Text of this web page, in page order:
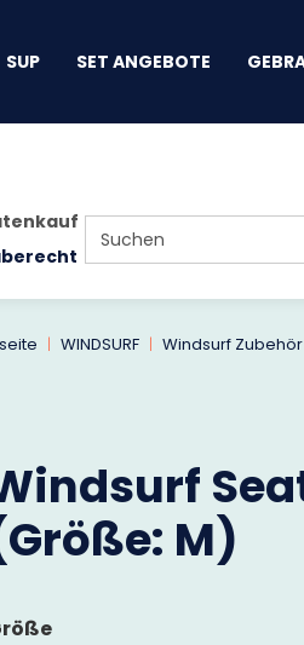
SUP SET ANGEBOTE
WINDSURF Windsurf Zubehör
M)